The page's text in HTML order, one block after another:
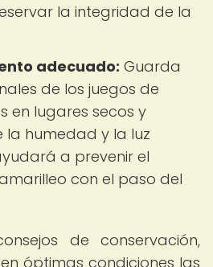
la integridad de la
adecuado: Guarda
de los juegos de
en lugares secos y
la humedad y la luz
a prevenir el
con el paso del
de conservación,
óptimas condiciones las